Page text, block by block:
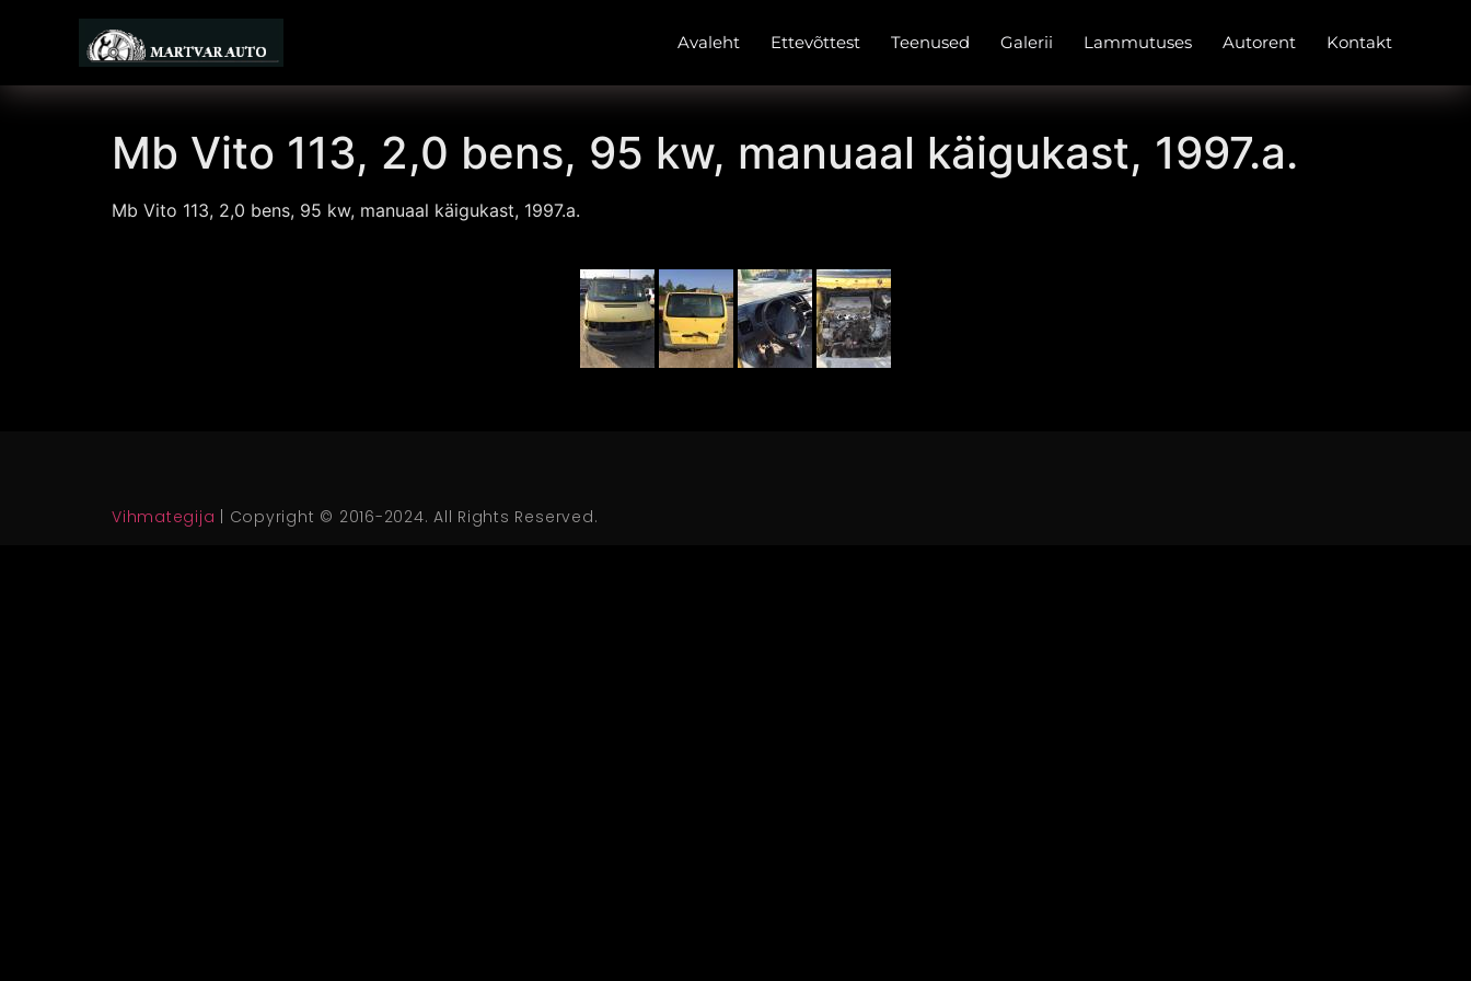
Avaleht Ettevõttest Teenused Galerii Lammutuses Autorent Kontakt
Mb Vito 113, 2,0 bens, 95 kw, manuaal käigukast, 1997.a.
Mb Vito 113, 2,0 bens, 95 kw, manuaal käigukast, 1997.a.
Vihmategija | Copyright © 2016-2024. All Rights Reserved.